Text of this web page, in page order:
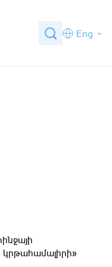
Eng
կրթահամալիրի»